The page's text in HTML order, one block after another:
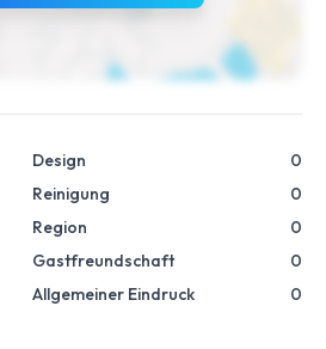
Design
0
Reinigung
0
Region
0
Gastfreundschaft
0
Allgemeiner Eindruck
0